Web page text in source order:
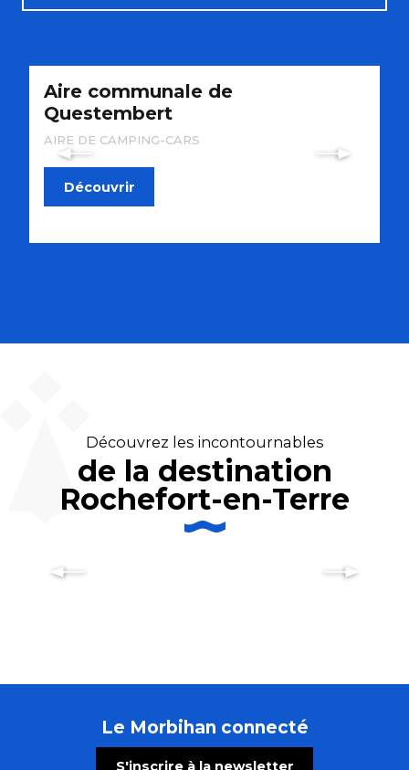
À voir à faire
Aire communale de
Questembert
AIRE DE CAMPING-CARS
Découvrir
Découvrez les incontournables
de la destination
Rochefort-en-Terre
Idée balade : La Vraie-Croix un
village de légende…
Le Morbihan connecté
S'inscrire à la newsletter